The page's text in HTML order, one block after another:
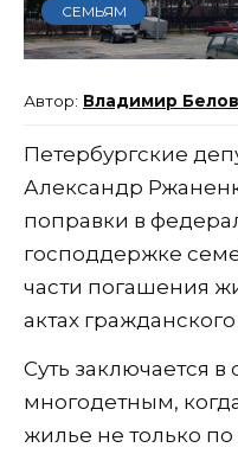
СЕМЬЯМ
Владимир Белов
Петербургские
Александр
поправки в
господдержке
части погашения
актах
Суть заключается
многодетным,
жилье не только по